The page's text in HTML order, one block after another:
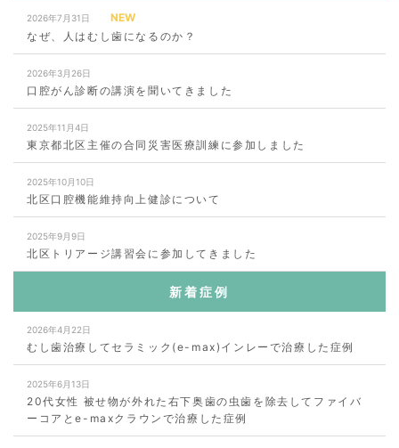
2026年7月31日
NEW
なぜ、人はむし歯になるのか？
2026年3月26日
口腔がん診断の講演を聞いてきました
2025年11月4日
東京都北区主催の合同災害医療訓練に参加しました
2025年10月10日
北区口腔機能維持向上健診について
2025年9月9日
北区トリアージ講習会に参加してきました
新着症例
2026年4月22日
むし歯治療してセラミック(e-max)インレーで治療した症例
2025年6月13日
20代女性 被せ物が外れた右下奥歯の虫歯を除去してファイバ
ーコアとe-maxクラウンで治療した症例